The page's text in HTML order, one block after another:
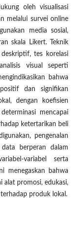
oleh visualisasi
melalui survei online
media sosial,
skala Likert. Teknik
tes korelasi
visual seperti
bahwa
dan signifikan
dengan koefisien
mencapai
ketertarikan beli
pengenalan
berperan dalam
variabel serta
menegaskan bahwa
alat promosi, edukasi,
produk lokal.